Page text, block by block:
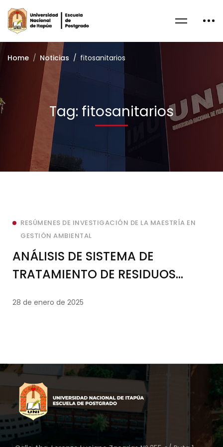
Home Noticias fitosanitarios
Tag: fitosanitarios
RESÚMENES DE INVESTIGACIÓN DE LA MAESTRÍA EN
GESTIÓN AMBIENTAL
ANÁLISIS DE SISTEMA DE
TRATAMIENTO DE RESIDUOS
ELABORACIÓN DE PRODUCTOS
28 de enero de 2025